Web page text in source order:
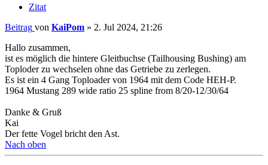
Zitat
Beitrag von KaiPom » 2. Jul 2024, 21:26
Hallo zusammen,
ist es möglich die hintere Gleitbuchse (Tailhousing Bushing) am
Toploder zu wechselen ohne das Getriebe zu zerlegen.
Es ist ein 4 Gang Toploader von 1964 mit dem Code HEH-P.
1964 Mustang 289 wide ratio 25 spline from 8/20-12/30/64
Danke & Gruß
Kai
Der fette Vogel bricht den Ast.
Nach oben